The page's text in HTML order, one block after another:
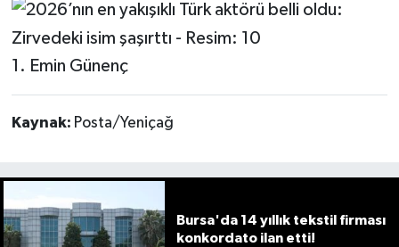
1. Emin Günenç
Kaynak: Posta/Yeniçağ
Bursa'da 14 yıllık tekstil firması
konkordato ilan etti!